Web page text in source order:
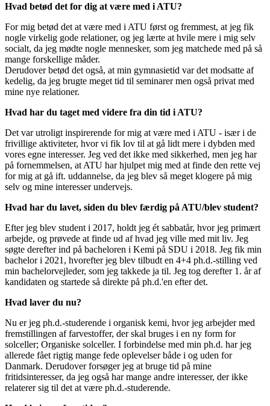
Hvad betød det for dig at være med i ATU?
For mig betød det at være med i ATU først og fremmest, at jeg fik
nogle virkelig gode relationer, og jeg lærte at hvile mere i mig selv
socialt, da jeg mødte nogle mennesker, som jeg matchede med på så
mange forskellige måder.
Derudover betød det også, at min gymnasietid var det modsatte af
kedelig, da jeg brugte meget tid til seminarer men også privat med
mine nye relationer.
Hvad har du taget med videre fra din tid i ATU?
Det var utroligt inspirerende for mig at være med i ATU - især i de
frivillige aktiviteter, hvor vi fik lov til at gå lidt mere i dybden med
vores egne interesser. Jeg ved det ikke med sikkerhed, men jeg har
på fornemmelsen, at ATU har hjulpet mig med at finde den rette vej
for mig at gå ift. uddannelse, da jeg blev så meget klogere på mig
selv og mine interesser undervejs.
Hvad har du lavet, siden du blev færdig på ATU/blev student?
Efter jeg blev student i 2017, holdt jeg ét sabbatår, hvor jeg primært
arbejde, og prøvede at finde ud af hvad jeg ville med mit liv. Jeg
søgte derefter ind på bacheloren i Kemi på SDU i 2018. Jeg fik min
bachelor i 2021, hvorefter jeg blev tilbudt en 4+4 ph.d.-stilling ved
min bachelorvejleder, som jeg takkede ja til. Jeg tog derefter 1. år af
kandidaten og startede så direkte på ph.d.'en efter det.
Hvad laver du nu?
Nu er jeg ph.d.-studerende i organisk kemi, hvor jeg arbejder med
fremstillingen af farvestoffer, der skal bruges i en ny form for
solceller; Organiske solceller. I forbindelse med min ph.d. har jeg
allerede fået rigtig mange fede oplevelser både i og uden for
Danmark. Derudover forsøger jeg at bruge tid på mine
fritidsinteresser, da jeg også har mange andre interesser, der ikke
relaterer sig til det at være ph.d.-studerende.